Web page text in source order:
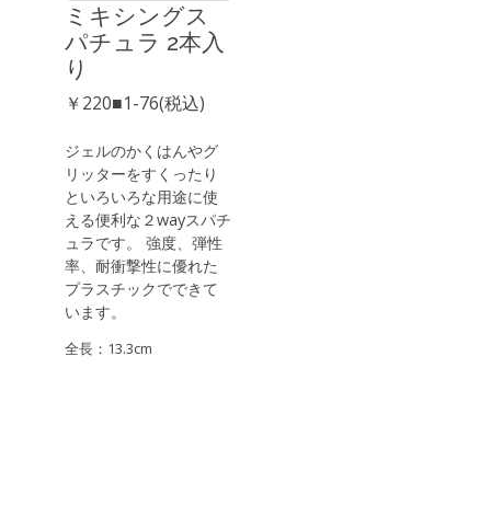
ミキシングス
パチュラ 2本入
り
￥220■1-76(税込)
ジェルのかくはんやグ
リッターをすくったり
といろいろな用途に使
える便利な２wayスパチ
ュラです。 強度、弾性
率、耐衝撃性に優れた
プラスチックでできて
います。
全長：13.3cm